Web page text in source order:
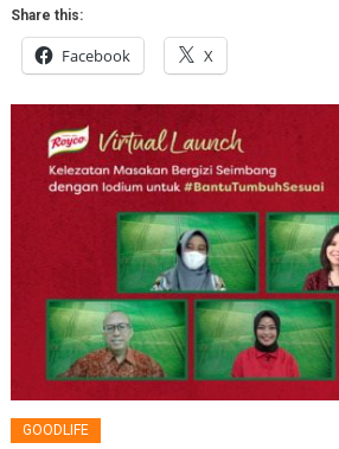
Share this:
Facebook X
GOODLIFE